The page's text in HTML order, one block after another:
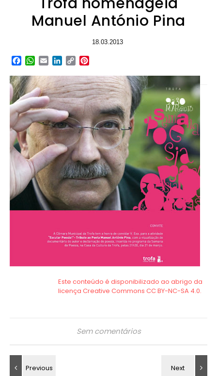
Manuel António Pina
18.03.2013
Facebook
WhatsApp
EmailLinkedIn
Copy
Sem comentários